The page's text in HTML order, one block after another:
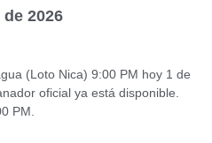
2026
(Loto Nica) 9:00 PM hoy 1 de
oficial ya está disponible.
PM.